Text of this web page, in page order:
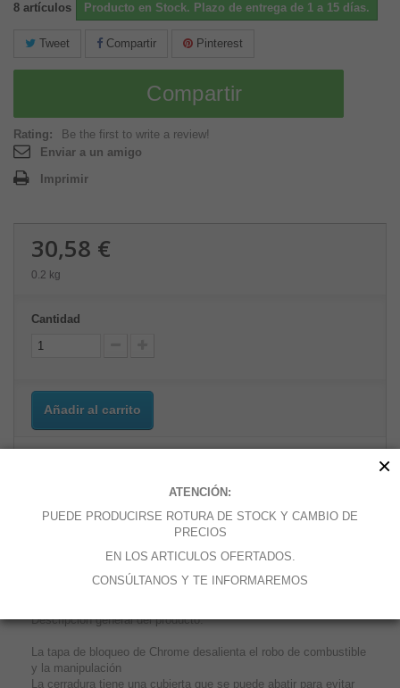
8 artículos Producto en Stock. Plazo de entrega de 1 a 15 días.
Tweet Compartir Pinterest
Compartir
Rating:
Be the first to write a review!
Enviar a un amigo
Imprimir
30,58 €
0.2 kg
Cantidad
Añadir al carrito
Añadir a la lista de deseos
Descripción general del producto:
La tapa de bloqueo de Chrome desalienta el robo de combustible
y la manipulación
La cerradura tiene una cubierta que se puede abatir para evitar
ATENCIÓN:
PUEDE PRODUCIRSE ROTURA DE STOCK Y CAMBIO DE
PRECIOS
EN LOS ARTICULOS OFERTADOS.
CONSÚLTANOS Y TE INFORMAREMOS
×